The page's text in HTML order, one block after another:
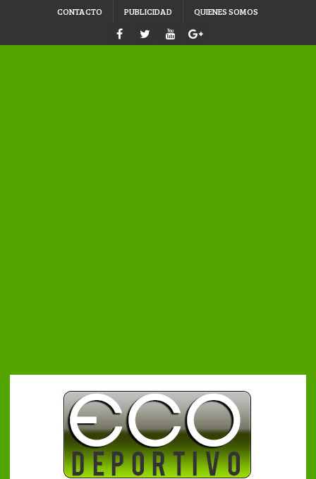
CONTACTO PUBLICIDAD QUIENES SOMOS